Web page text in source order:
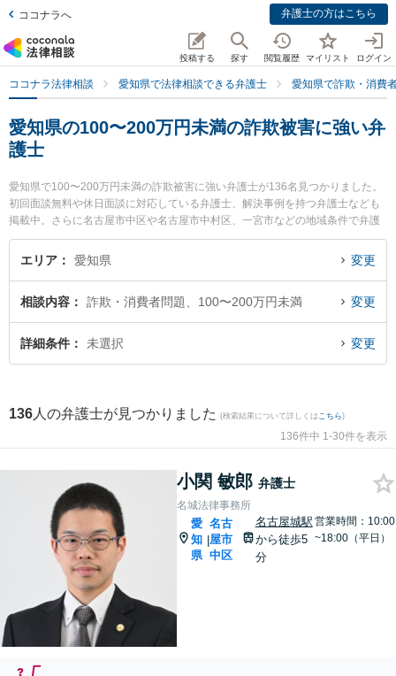
ココナラへ 弁護士の方はこちら
投稿する 探す 閲覧履歴 マイリスト ログイン
ココナラ法律相談 愛知県で法律相談できる弁護士 愛知県で詐欺・消費
愛知県の100〜200万円未満の詐欺被害に強い弁
護士
愛知県で100〜200万円未満の詐欺被害に強い弁護士が136名見つかりました。
初回面談無料や休日面談に対応している弁護士、解決事例を持つ弁護士なども
掲載中。さらに名古屋市中区や名古屋市中村区、一宮市などの地域条件で弁護
士を絞り込めます。詐欺・消費者問題に関係する投資詐欺や副業詐欺、FX詐欺
等の細かな分野での絞り込み検索もでき便利です。特に名城法律事務所の小関
用、強みなどが注目されています。『愛知県で土日や夜間に発生した100〜200
万円未満の詐欺被害のトラブルを今すぐに弁護士に相談したい』『100〜200万
円未満の詐欺被害のトラブル解決の実績豊富な近くの弁護士を検索したい』
エリア 愛知県 変更
相談内容 詐欺・消費者問題、100〜200万円未満 変更
詳細条件 未選択 変更
136 人の弁護士が見つかりました (検索結果について詳しくは こちら)
136件中 1-30件を表示
小関 敏郎 弁護士
名城法律事務所
愛
知
県
|
名古
屋市
中区
名古屋城駅
から徒歩5
分
営業時間：10:00
~18:00（平日）